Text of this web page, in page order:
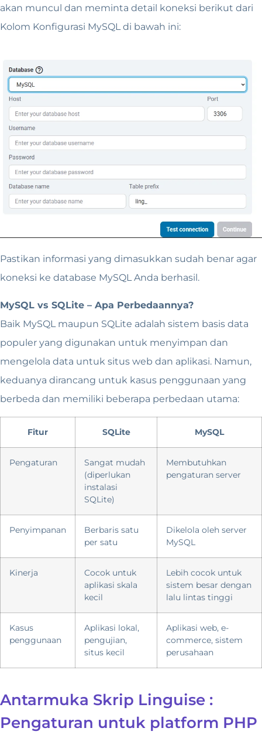
akan muncul dan meminta detail koneksi berikut dari
Kolom Konfigurasi MySQL di bawah ini:
Pastikan informasi yang dimasukkan sudah benar agar
koneksi ke database MySQL Anda berhasil.
MySQL vs SQLite – Apa Perbedaannya?
Baik MySQL maupun SQLite adalah sistem basis data
populer yang digunakan untuk menyimpan dan
mengelola data untuk situs web dan aplikasi. Namun,
keduanya dirancang untuk kasus penggunaan yang
berbeda dan memiliki beberapa perbedaan utama:
Fitur SQLite MySQL
Pengaturan
Sangat mudah
(diperlukan
instalasi
SQLite)
Membutuhkan
pengaturan server
Penyimpanan
Berbaris satu
per satu
Dikelola oleh server
MySQL
Kinerja
Cocok untuk
aplikasi skala
kecil
Lebih cocok untuk
sistem besar dengan
lalu lintas tinggi
Kasus
penggunaan
Aplikasi lokal,
pengujian,
situs kecil
Aplikasi web, e-
commerce, sistem
perusahaan
Antarmuka Skrip Linguise :
Pengaturan untuk platform PHP